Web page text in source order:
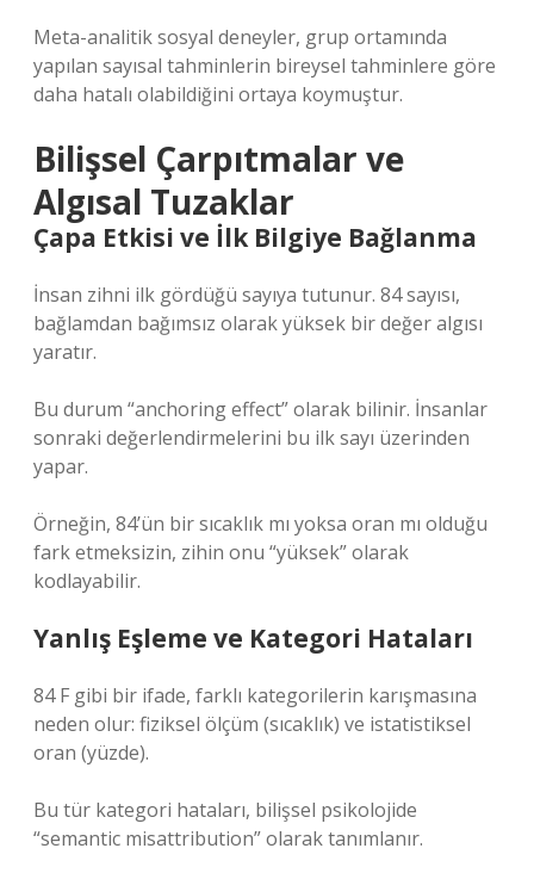
Meta-analitik sosyal deneyler, grup ortamında
yapılan sayısal tahminlerin bireysel tahminlere göre
daha hatalı olabildiğini ortaya koymuştur.
Bilişsel Çarpıtmalar ve
Algısal Tuzaklar
Çapa Etkisi ve İlk Bilgiye Bağlanma
İnsan zihni ilk gördüğü sayıya tutunur. 84 sayısı,
bağlamdan bağımsız olarak yüksek bir değer algısı
yaratır.
Bu durum “anchoring effect” olarak bilinir. İnsanlar
sonraki değerlendirmelerini bu ilk sayı üzerinden
yapar.
Örneğin, 84’ün bir sıcaklık mı yoksa oran mı olduğu
fark etmeksizin, zihin onu “yüksek” olarak
kodlayabilir.
Yanlış Eşleme ve Kategori Hataları
84 F gibi bir ifade, farklı kategorilerin karışmasına
neden olur: fiziksel ölçüm (sıcaklık) ve istatistiksel
oran (yüzde).
Bu tür kategori hataları, bilişsel psikolojide
“semantic misattribution” olarak tanımlanır.